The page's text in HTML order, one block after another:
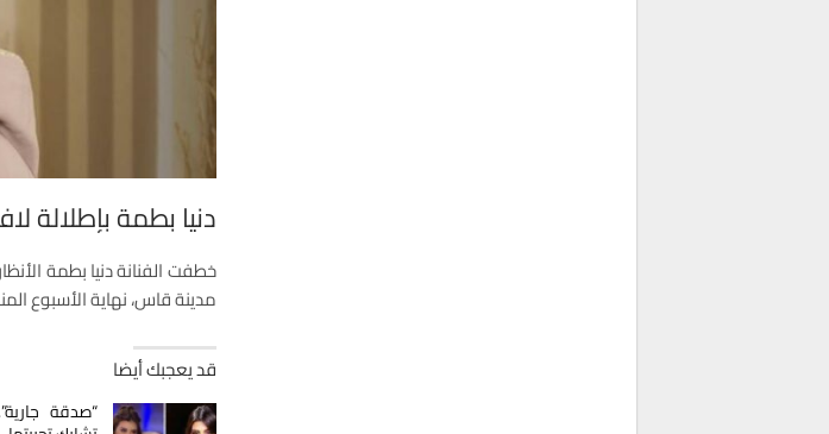
دنيا بطمة
خطفت الفنانة دنيا بطمة
مدينة قاس، نهاية الأسبوع
قد يعجبك أيضا
“صدقة